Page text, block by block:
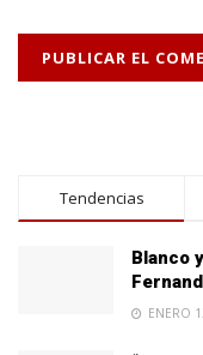
Tendencias
Blanco
ENERO